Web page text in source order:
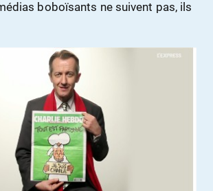
boboïsants ne suivent pas, ils